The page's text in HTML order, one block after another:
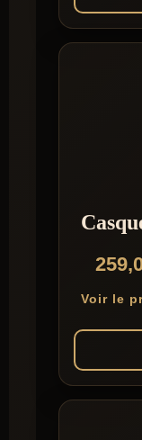
Voir le